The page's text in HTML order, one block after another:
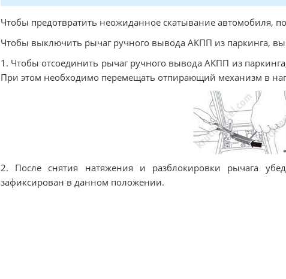
Чтобы предотвратить неожиданное скатывание автомобиля,
Чтобы выключить рычаг ручного вывода АКПП из паркинга,
1. Чтобы отсоединить рычаг ручного вывода АКПП из
При этом необходимо перемещать отпирающий механизм в
2. После снятия натяжения и разблокировки рычага
зафиксирован в данном положении.